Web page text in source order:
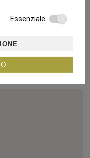
360 °
Essenziale